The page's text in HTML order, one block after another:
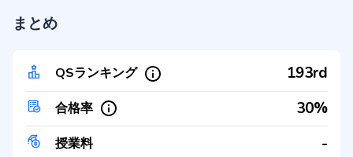
まとめ
QSランキング 193rd
合格率 30%
授業料 -